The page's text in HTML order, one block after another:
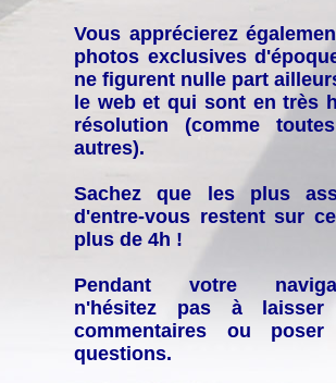
Vous apprécierez
photos exclusives
ne figurent nulle part
le web et qui sont en très
résolution (comme
autres).
Sachez que les plus
d'entre-vous restent sur
plus de 4h !
Pendant votre
n'hésitez pas à laisser
commentaires ou
questions.